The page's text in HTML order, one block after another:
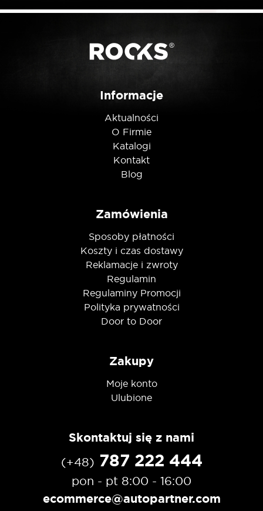
Informacje
Aktualności
O Firmie
Katalogi
Kontakt
Blog
Zamówienia
Sposoby płatności
Koszty i czas dostawy
Reklamacje i zwroty
Regulamin
Regulaminy Promocji
Polityka prywatności
Door to Door
Zakupy
Moje konto
Ulubione
Skontaktuj się z nami
(+48) 787 222 444
pon - pt 8:00 - 16:00
ecommerce@autopartner.com